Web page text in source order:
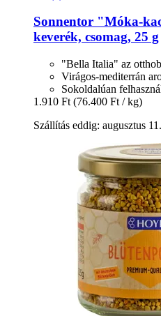
Sonnentor "Móka-​
keverék, csomag, 25 g
"Bella Italia" az
Virágos-mediterrán
Sokoldalúan
1.910 Ft (76.400 Ft / kg)
Szállítás eddig: augusztus 11.